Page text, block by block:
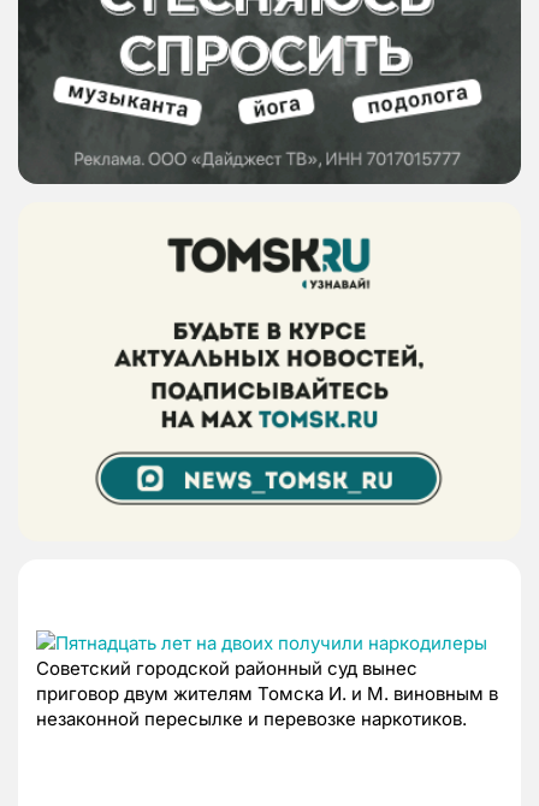
Советский городской районный суд вынес
приговор двум жителям Томска И. и М. виновным в
незаконной пересылке и перевозке наркотиков.